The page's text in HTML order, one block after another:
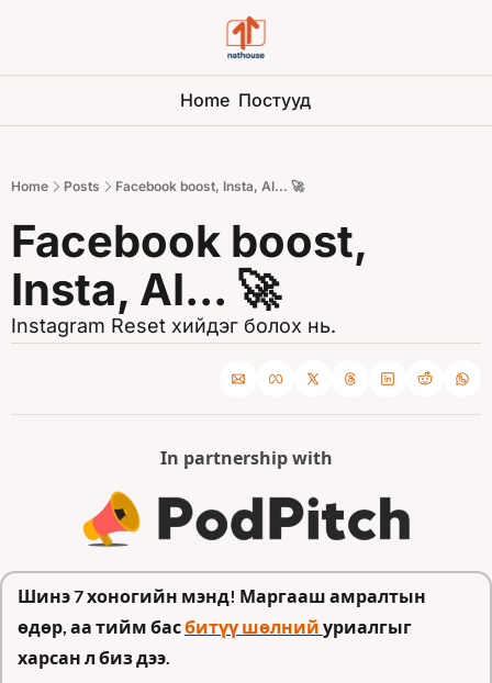
Home Постууд
Home Posts Facebook boost, Insta, AI... 🚀
Facebook boost,
Insta, AI... 🚀
Instagram Reset хийдэг болох нь.
In partnership with
Шинэ 7 хоногийн мэнд! Маргааш амралтын
өдөр, аа тийм бас битүү шөлний уриалгыг
харсан л биз дээ.